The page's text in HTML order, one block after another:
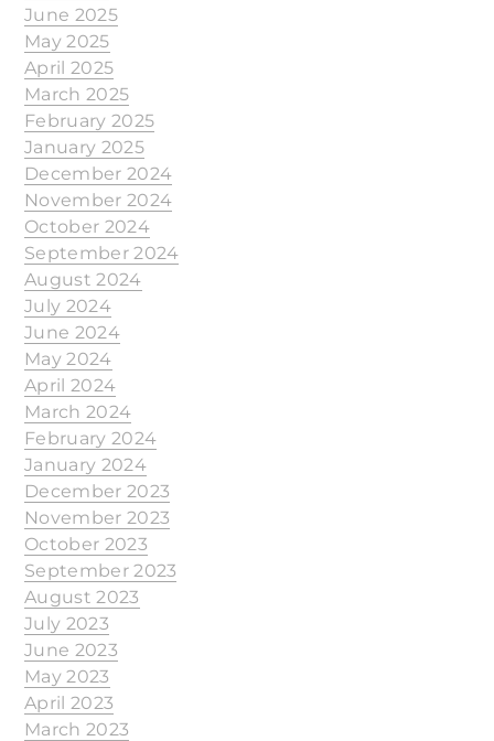
June 2025
May 2025
April 2025
March 2025
February 2025
January 2025
December 2024
November 2024
October 2024
September 2024
August 2024
July 2024
June 2024
May 2024
April 2024
March 2024
February 2024
January 2024
December 2023
November 2023
October 2023
September 2023
August 2023
July 2023
June 2023
May 2023
April 2023
March 2023